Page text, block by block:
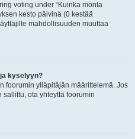
voting under “Kuinka monta
kesto päivinä (0 kestää
mahdollisuuden muuttaa
kyselyyn?
foorumin ylläpitäjän määrittelemä. Jos
ota yhteyttä foorumin